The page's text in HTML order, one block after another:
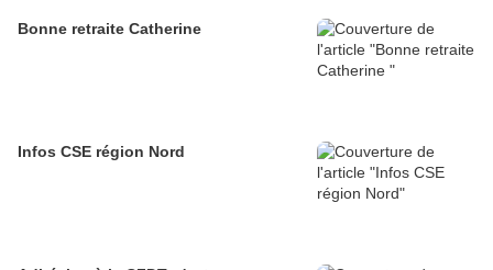
Bonne retraite Catherine
Infos CSE région Nord